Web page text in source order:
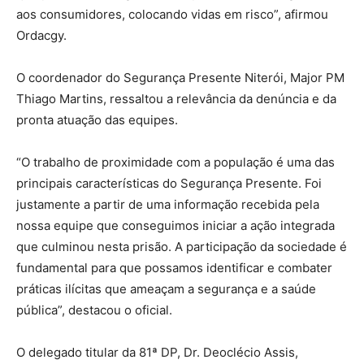
aos consumidores, colocando vidas em risco”, afirmou
Ordacgy.
O coordenador do Segurança Presente Niterói, Major PM
Thiago Martins, ressaltou a relevância da denúncia e da
pronta atuação das equipes.
“O trabalho de proximidade com a população é uma das
principais características do Segurança Presente. Foi
justamente a partir de uma informação recebida pela
nossa equipe que conseguimos iniciar a ação integrada
que culminou nesta prisão. A participação da sociedade é
fundamental para que possamos identificar e combater
práticas ilícitas que ameaçam a segurança e a saúde
pública”, destacou o oficial.
O delegado titular da 81ª DP, Dr. Deoclécio Assis,